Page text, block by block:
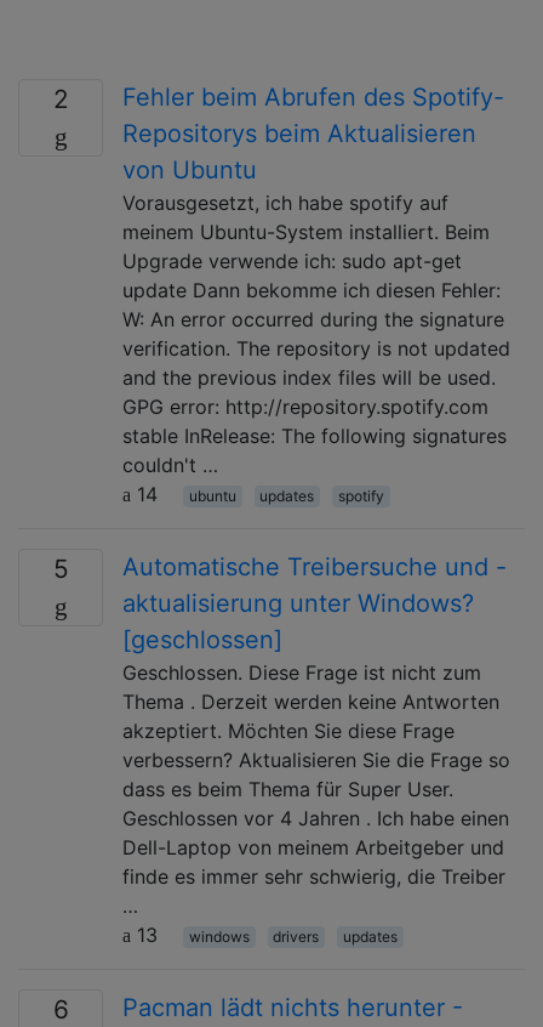
2
Fehler beim Abrufen des Spotify-
Repositorys beim Aktualisieren
von Ubuntu
Vorausgesetzt, ich habe spotify auf
meinem Ubuntu-System installiert. Beim
Upgrade verwende ich: sudo apt-get
update Dann bekomme ich diesen Fehler:
W: An error occurred during the signature
verification. The repository is not updated
and the previous index files will be used.
GPG error: http://repository.spotify.com
stable InRelease: The following signatures
couldn't …
14
ubuntu updates spotify
5
Automatische Treibersuche und -
aktualisierung unter Windows?
[geschlossen]
Geschlossen. Diese Frage ist nicht zum
Thema . Derzeit werden keine Antworten
akzeptiert. Möchten Sie diese Frage
verbessern? Aktualisieren Sie die Frage so
dass es beim Thema für Super User.
Geschlossen vor 4 Jahren . Ich habe einen
Dell-Laptop von meinem Arbeitgeber und
finde es immer sehr schwierig, die Treiber
…
13
windows drivers updates
6
Pacman lädt nichts herunter -